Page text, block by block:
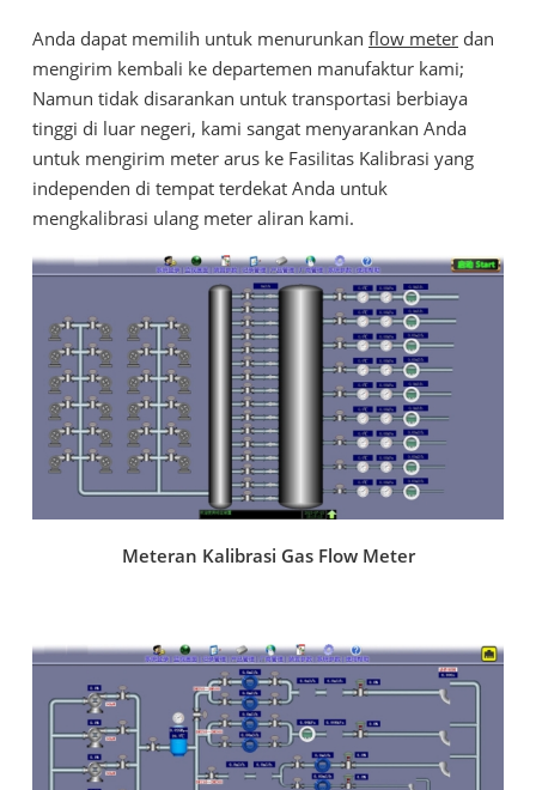
Anda dapat memilih untuk menurunkan flow meter dan
mengirim kembali ke departemen manufaktur kami;
Namun tidak disarankan untuk transportasi berbiaya
tinggi di luar negeri, kami sangat menyarankan Anda
untuk mengirim meter arus ke Fasilitas Kalibrasi yang
independen di tempat terdekat Anda untuk
mengkalibrasi ulang meter aliran kami.
Meteran Kalibrasi Gas Flow Meter